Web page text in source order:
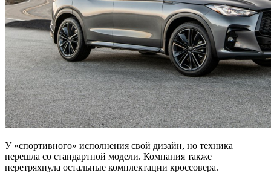
У «спортивного» исполнения свой дизайн, но техника
перешла со стандартной модели. Компания также
перетряхнула остальные комплектации кроссовера.